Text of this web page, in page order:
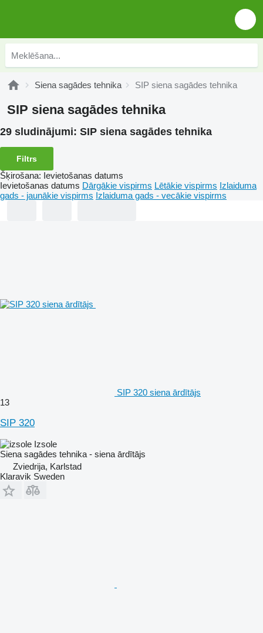
Siena sagādes tehnika SIP siena sagādes tehnika
SIP siena sagādes tehnika
29 sludinājumi: SIP siena sagādes tehnika
Filtrs
Šķirošana: Ievietošanas datums
Ievietošanas datums Dārgākie vispirms Lētākie vispirms Izlaiduma
gads - jaunākie vispirms Izlaiduma gads - vecākie vispirms
SIP 320 siena ārdītājs
13
SIP 320
Izsole
Siena sagādes tehnika - siena ārdītājs
Zviedrija, Karlstad
Klaravik Sweden